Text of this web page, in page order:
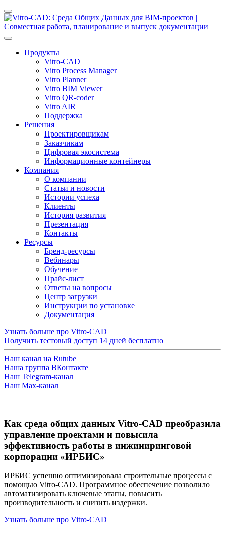
Продукты
Vitro-CAD
Vitro Process Manager
Vitro Planner
Vitro BIM Viewer
Vitro QR-coder
Vitro AIR
Поддержка
Решения
Проектировщикам
Заказчикам
Цифровая экосистема
Информационные контейнеры
Компания
О компании
Статьи и новости
Истории успеха
Клиенты
История развития
Презентация
Контакты
Ресурсы
Бренд-ресурсы
Вебинары
Обучение
Прайс-лист
Ответы на вопросы
Центр загрузки
Инструкции по установке
Документация
Узнать больше про Vitro-CAD
Получить тестовый доступ 14 дней бесплатно
Наш канал на Rutube
Наша группа ВКонтакте
Наш Telegram-канал
Наш Max-канал
Как среда общих данных Vitro-CAD преобразила
управление проектами и повысила
эффективность работы в инжиниринговой
корпорации «ИРБИС»
ИРБИС успешно оптимизировала строительные процессы с
помощью Vitro-CAD. Программное обеспечение позволило
автоматизировать ключевые этапы, повысить
производительность и снизить издержки.
Узнать больше про Vitro-CAD